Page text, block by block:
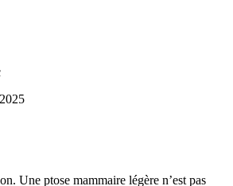
Une ptose mammaire légère n’est pas